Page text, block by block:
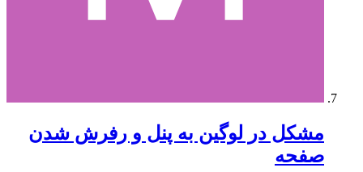
مشکل در لوگین به پنل و رفرش شدن
صفحه